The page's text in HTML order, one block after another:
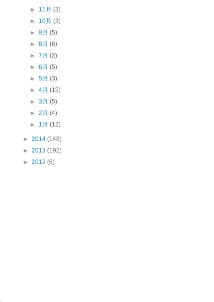
► 11月(3)
► 10月(3)
►9月(5)
►8月(6)
►7月(2)
►6月(5)
►5月(3)
►4月(15)
►3月(5)
►2月(4)
► 1月(12)
► 2014 (148)
► 2013 (192)
► 2012 (6)